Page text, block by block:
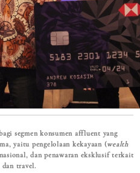
segmen konsumen affluent yang
yaitu pengelolaan kekayaan (wealth
dan penawaran eksklusif terkait
travel.